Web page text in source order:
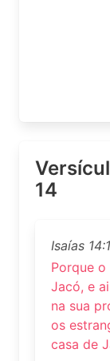
14
Isaías 14:1
Porque
Jacó, e
na sua
os
casa de